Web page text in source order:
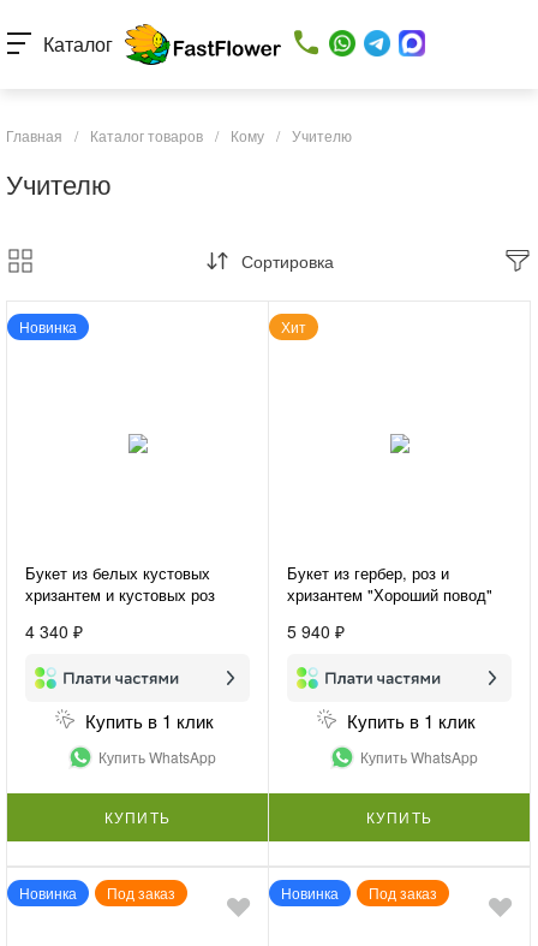
Каталог
Главная / Каталог товаров / Кому / Учителю
Учителю
Сортировка
Новинка
Букет из белых кустовых
хризантем и кустовых роз
4 340 ₽
Купить в 1 клик
Купить WhatsApp
КУПИТЬ
Хит
Букет из гербер, роз и
хризантем "Хороший повод"
5 940 ₽
Купить в 1 клик
Купить WhatsApp
КУПИТЬ
Новинка Под заказ Новинка Под заказ